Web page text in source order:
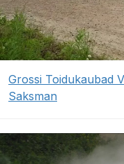
Grossi Toidukaubad
Saksman